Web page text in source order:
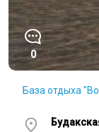
0
База отдыха